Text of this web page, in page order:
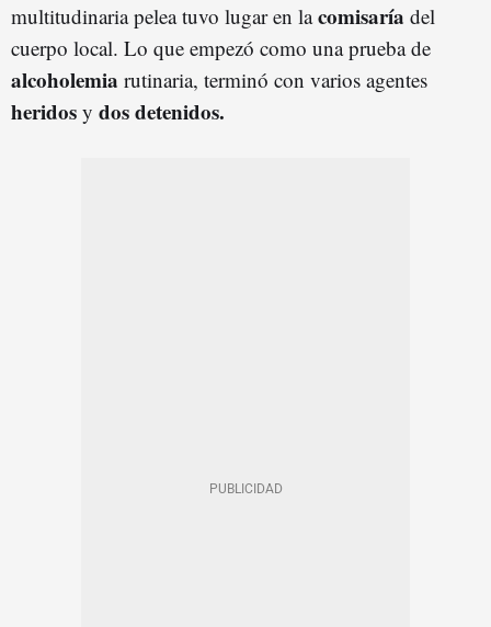
multitudinaria pelea tuvo lugar en lacomisaría del
cuerpo local. Lo que empezó como una prueba de
alcoholemia rutinaria, terminó con varios agentes
heridos y dos detenidos.